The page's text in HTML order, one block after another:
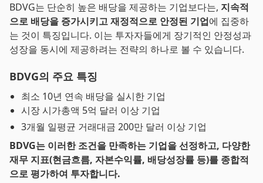
BDVG는 단순히 높은 배당을 제공하는 기업보다는, 지속적
으로 배당을 증가시키고 재정적으로 안정된 기업에 집중하
는 것이 특징입니다. 이는 투자자들에게 장기적인 안정성과
성장을 동시에 제공하려는 전략의 하나로 볼 수 있습니다.
BDVG의 주요 특징
최소 10년 연속 배당을 실시한 기업
시장 시가총액 5억 달러 이상 기업
3개월 일평균 거래대금 200만 달러 이상 기업
BDVG는 이러한 조건을 만족하는 기업을 선정하고, 다양한
재무 지표(현금흐름, 자본수익률, 배당성장률 등)를 종합적
으로 평가하여 투자합니다.